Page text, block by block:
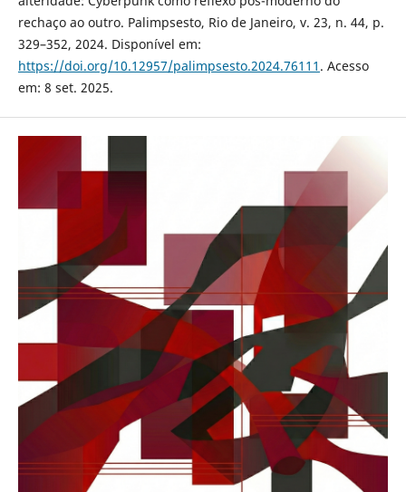
rechaço ao outro. Palimpsesto, Rio de Janeiro, v. 23, n. 44, p.
329–352, 2024. Disponível em:
https://doi.org/10.12957/palimpsesto.2024.76111 . Acesso
em: 8 set. 2025.